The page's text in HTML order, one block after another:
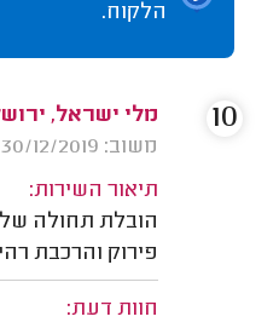
הלקוח.
מלי ישראל,
משוב: 30/12/2019
תיאור השירות:
הובלת תחולה
פירוק והרכבת
חוות דעת:
10